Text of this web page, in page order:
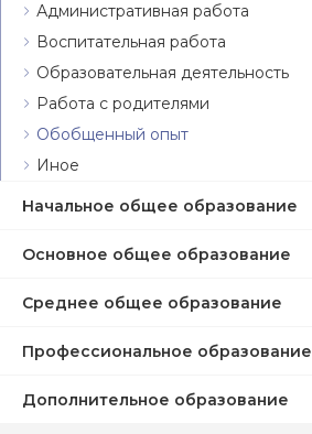
Административная работа
Воспитательная работа
Образовательная деятельность
Работа с родителями
Обобщенный опыт
Иное
Начальное общее образование
Основное общее образование
Среднее общее образование
Профессиональное образование
Дополнительное образование